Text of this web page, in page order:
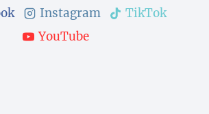
Instagram
TikTok
YouTube